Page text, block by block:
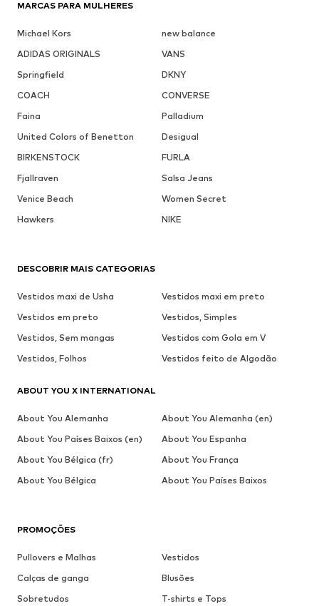
MARCAS PARA MULHERES
Michael Kors
new balance
ADIDAS ORIGINALS
VANS
Springfield
DKNY
COACH
CONVERSE
Faina
Palladium
United Colors of Benetton
Desigual
BIRKENSTOCK
FURLA
Fjallraven
Salsa Jeans
Venice Beach
Women Secret
Hawkers
NIKE
PROMOÇÕES
Pullovers e Malhas
Vestidos
Calças de ganga
Blusões
Sobretudos
T-shirts e Tops
DESCOBRIR MAIS CATEGORIAS
Vestidos maxi de Usha
Vestidos maxi em preto
Vestidos em preto
Vestidos, Simples
Vestidos, Sem mangas
Vestidos com Gola em V
Vestidos, Folhos
Vestidos feito de Algodão
ABOUT YOU X INTERNATIONAL
About You Alemanha
About You Alemanha (en)
About You Países Baixos (en)
About You Espanha
About You Bélgica (fr)
About You França
About You Bélgica
About You Países Baixos